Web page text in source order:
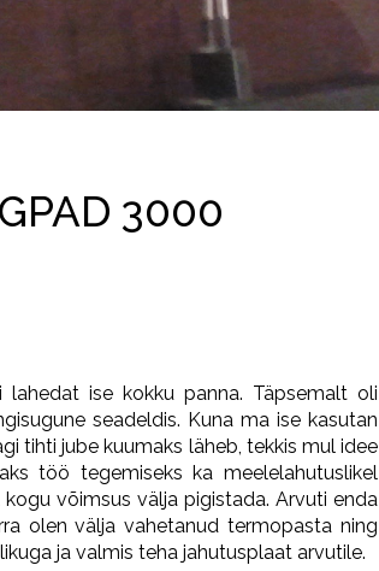
3000
ise kokku panna. Täpsemalt oli
seadeldis. Kuna ma ise kasutan
tihti jube kuumaks läheb, tekkis mul idee
töö tegemiseks ka meelelahutuslikel
võimsus välja pigistada. Arvuti enda
olen välja vahetanud termopasta ning
ja valmis teha jahutusplaat arvutile.